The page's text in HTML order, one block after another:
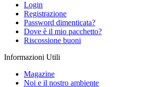
Login
Registrazione
Password dimenticata?
Dove è il mio pacchetto?
Riscossione buoni
Informazioni Utili
Magazine
Noi e il nostro ambiente